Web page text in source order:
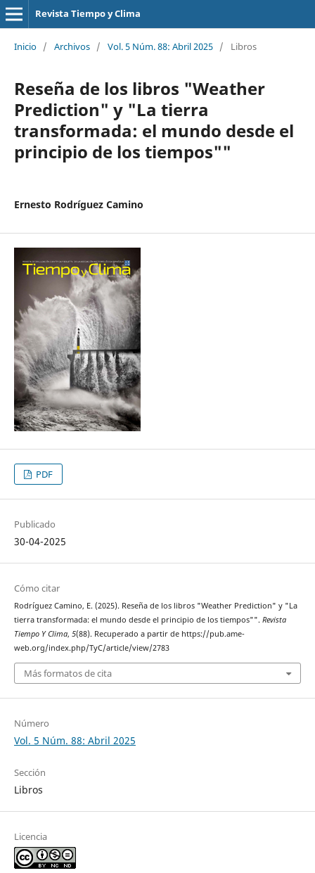
Revista Tiempo y Clima
Inicio / Archivos / Vol. 5 Núm. 88: Abril 2025 / Libros
Reseña de los libros "Weather
Prediction" y "La tierra
transformada: el mundo desde el
principio de los tiempos""
Ernesto Rodríguez Camino
PDF
Publicado
30-04-2025
Cómo citar
Rodríguez Camino, E. (2025). Reseña de los libros "Weather Prediction" y "La
tierra transformada: el mundo desde el principio de los tiempos"". Revista
Tiempo Y Clima, 5(88). Recuperado a partir de https://pub.ame-
web.org/index.php/TyC/article/view/2783
Más formatos de cita
Número
Vol. 5 Núm. 88: Abril 2025
Sección
Libros
Licencia